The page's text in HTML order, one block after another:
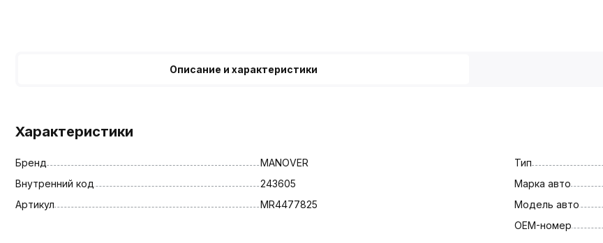
Описание и характеристики
Характеристики
Бренд
MANOVER
Внутренний код
243605
Артикул
MR4477825
Тип
Марка авто
Модель авто
OEM-номер